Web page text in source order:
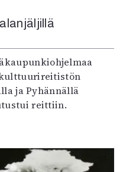
ja Pyhännällä
reittiin.